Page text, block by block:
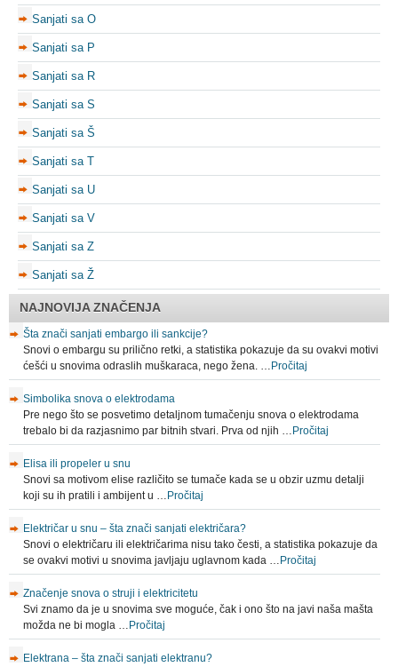
Sanjati sa O
Sanjati sa P
Sanjati sa R
Sanjati sa S
Sanjati sa Š
Sanjati sa T
Sanjati sa U
Sanjati sa V
Sanjati sa Z
Sanjati sa Ž
NAJNOVIJA ZNAČENJA
Šta znači sanjati embargo ili sankcije?
Snovi o embargu su prilično retki, a statistika pokazuje da su ovakvi motivi
ćešći u snovima odraslih muškaraca, nego žena. … Pročitaj
Simbolika snova o elektrodama
Pre nego što se posvetimo detaljnom tumačenju snova o elektrodama
trebalo bi da razjasnimo par bitnih stvari. Prva od njih … Pročitaj
Elisa ili propeler u snu
Snovi sa motivom elise različito se tumače kada se u obzir uzmu detalji
koji su ih pratili i ambijent u … Pročitaj
Električar u snu – šta znači sanjati električara?
Snovi o električaru ili električarima nisu tako česti, a statistika pokazuje da
se ovakvi motivi u snovima javljaju uglavnom kada … Pročitaj
Značenje snova o struji i elektricitetu
Svi znamo da je u snovima sve moguće, čak i ono što na javi naša mašta
možda ne bi mogla … Pročitaj
Elektrana – šta znači sanjati elektranu?